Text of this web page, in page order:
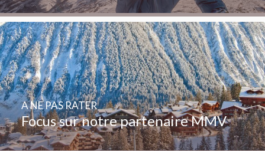
Focus sur notre partenaire MMV
A NE PAS RATER